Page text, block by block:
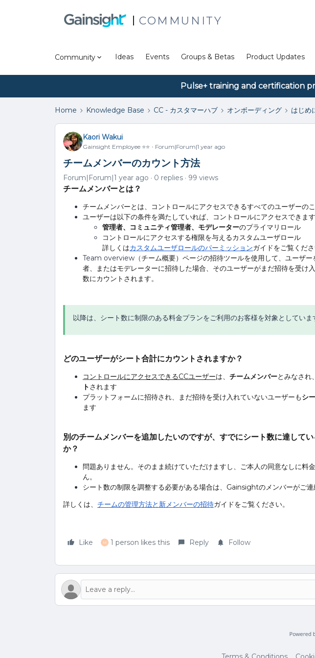
COMMUNITY
Community Ideas Events Groups & Betas Product Updates
Pulse+ training and certification
Home Knowledge Base CC - カスタマーハブ オンボーディング はじめ
Kaori Wakui
Gainsight Employee ⭐️⭐️ Forum|Forum|1 year ago
チームメンバーのカウント方法
Forum|Forum|1 year ago 0 replies 99 views
チームメンバーとは？
チームメンバーとは、コントロールにアクセスできるすべてのユーザーのこ
ユーザーは以下の条件を満たしていれば、コントロールにアクセスできます
管理者、コミュニティ管理者、モデレーターのプライマリロール
コントロールにアクセスする権限を与えるカスタムユーザロール
詳しくはカスタムユーザロールのパーミッションガイドをご覧くださ
Team overview（チーム概要）ページの招待ツールを使用して、ユーザ
者、またはモデレーターに招待した場合、そのユーザーがまだ招待を受け
数にカウントされます。
以降は、シート数に制限のある料金プランをご利用のお客様を対象としていま
どのユーザーがシート合計にカウントされますか？
コントロールにアクセスできるCCユーザーは、 チームメンバーとみなされ、
トされます
プラットフォームに招待され、まだ招待を受け入れていないユーザーもシ
ます
別のチームメンバーを追加したいのですが、すでにシート数に達して
か？
問題ありません。そのまま続けていただけますし、ご本人の同意なしに料
ん。
シート数の制限を調整する必要がある場合は、Gainsightのメンバーがご連
詳しくは、 チームの管理方法と新メンバーの招待ガイドをご覧ください。
Like M 1 person likes this Reply Follow